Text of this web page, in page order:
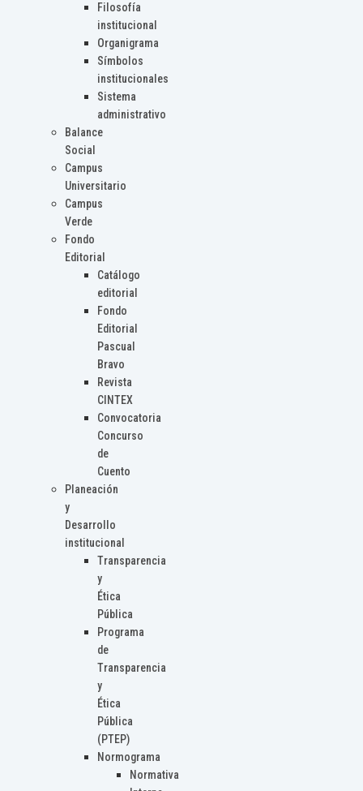
Filosofía
institucional
Organigrama
Símbolos
institucionales
Sistema
administrativo
Balance
Social
Campus
Universitario
Campus
Verde
Fondo
Editorial
Catálogo
editorial
Fondo
Editorial
Pascual
Bravo
Revista
CINTEX
Convocatoria
Concurso
de
Cuento
Planeación
y
Desarrollo
institucional
Transparencia
y
Ética
Pública
Programa
de
Transparencia
y
Ética
Pública
(PTEP)
Normograma
Normativa